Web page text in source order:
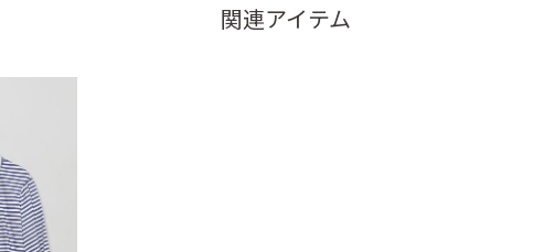
関連アイテム